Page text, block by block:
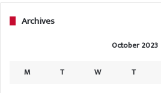
Archives
October 2023
M T W T